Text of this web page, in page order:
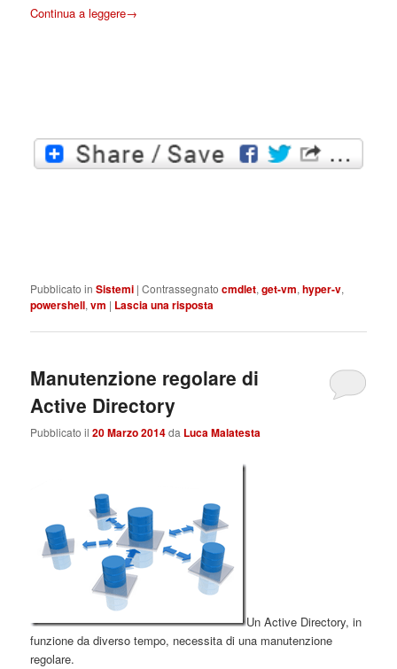
Continua a leggere→
Pubblicato in Sistemi |Contrassegnato cmdlet,get-vm,hyper-v,
powershell,vm | Lascia una risposta
Manutenzione regolare di
Active Directory
Pubblicato il20 Marzo 2014da Luca Malatesta
Un Active Directory, in
funzione da diverso tempo, necessita di una manutenzione
regolare.